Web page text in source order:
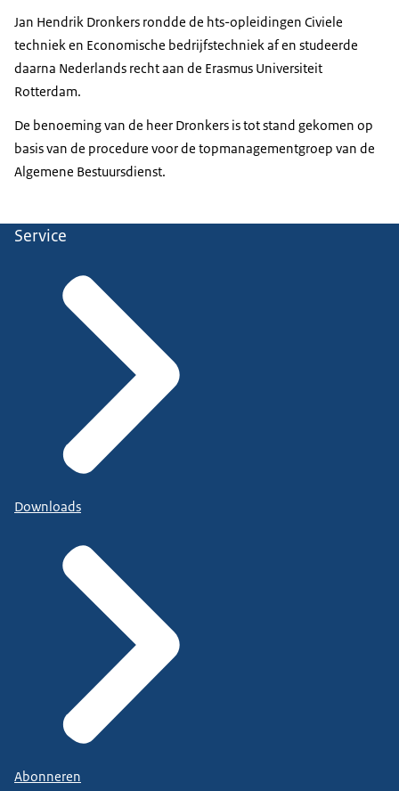
Jan Hendrik Dronkers rondde de hts-opleidingen Civiele
techniek en Economische bedrijfstechniek af en studeerde
daarna Nederlands recht aan de Erasmus Universiteit
Rotterdam.
De benoeming van de heer Dronkers is tot stand gekomen op
basis van de procedure voor de topmanagementgroep van de
Algemene Bestuursdienst.
Service
Downloads
Abonneren